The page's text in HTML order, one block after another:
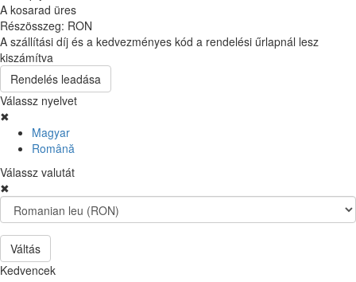
A kosarad üres
Részösszeg: RON
A szállítási díj és a kedvezményes kód a rendelési űrlapnál lesz
kiszámítva
Rendelés leadása
Válassz nyelvet
✖
Magyar
Română
Válassz valutát
✖
Váltás
Kedvencek